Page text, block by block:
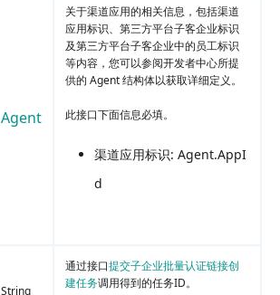
Agent
关于渠道应用的相关信息，包括渠道
应用标识、第三方平台子客企业标识
及第三方平台子客企业中的员工标识
等内容，您可以参阅开发者中心所提
供的 Agent 结构体以获取详细定义。
此接口下面信息必填。
渠道应用标识: Agent.AppI
d
String
通过接口提交子企业批量认证链接创
建任务调用得到的任务ID。